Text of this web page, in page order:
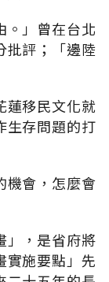
。」曾在台北
批評；「邊陸
蓮移民文化就
生存問題的打
機會，怎麼會
」，是省府將
實施要點」先